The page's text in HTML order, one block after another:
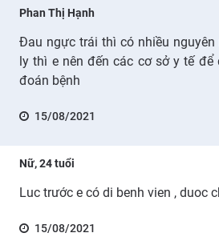
Phan Thị Hạnh
Đau ngực trái thì có nhiều
ly thì e nên đến các cơ sở y tế
đoán bệnh
15/08/2021
Nữ, 24 tuổi
Luc trước e có di benh vien , duoc
15/08/2021